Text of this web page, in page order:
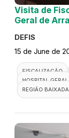
Visita de
Geral de
DEFIS
15 de June de
FISCALIZAÇÃO
HOSPITAL GERAL
REGIÃO